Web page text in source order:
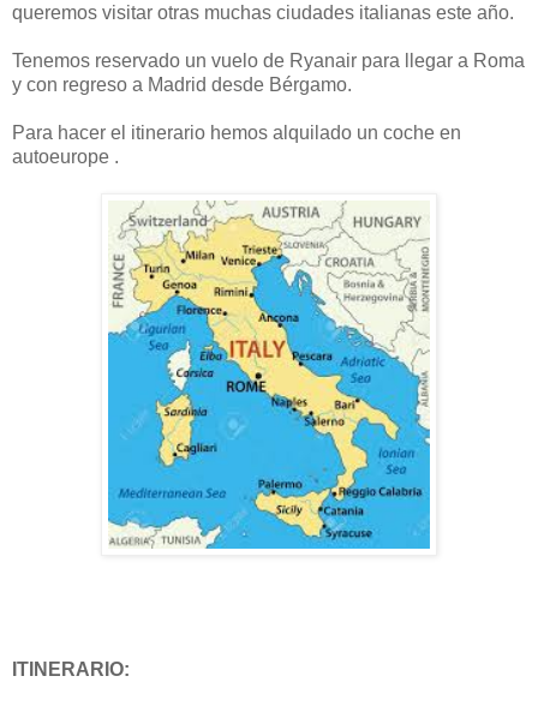
queremos visitar otras muchas ciudades italianas este año.
Tenemos reservado un vuelo de Ryanair para llegar a Roma
y con regreso a Madrid desde Bérgamo.
Para hacer el itinerario hemos alquilado un coche en
autoeurope .
ITINERARIO: